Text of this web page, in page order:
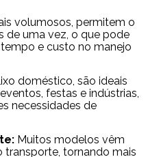
volumosos, permitem o
de uma vez, o que pode
e custo no manejo
doméstico, são ideais
festas e indústrias,
necessidades de
Muitos modelos vêm
tornando mais